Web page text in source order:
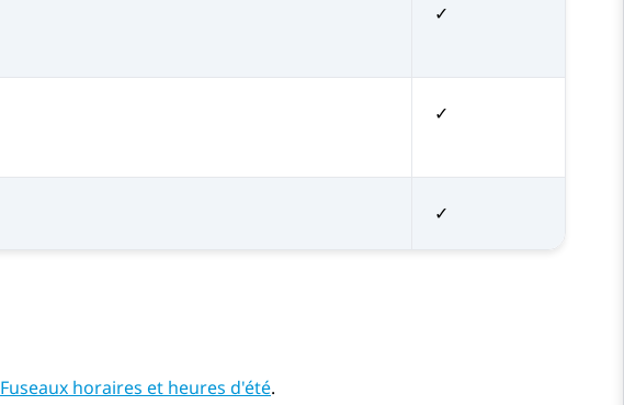
✓
✓
✓
Fuseaux horaires et heures d'été.